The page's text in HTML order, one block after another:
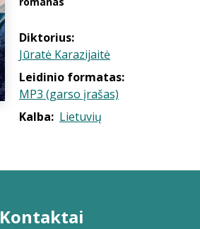
Diktorius:
Jūratė Karazijaitė
Leidinio formatas:
MP3 (garso įrašas)
Kalba: Lietuvių
Kontaktai